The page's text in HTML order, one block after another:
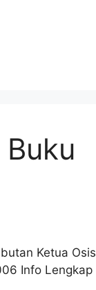
Ketua Osis
Info Lengkap